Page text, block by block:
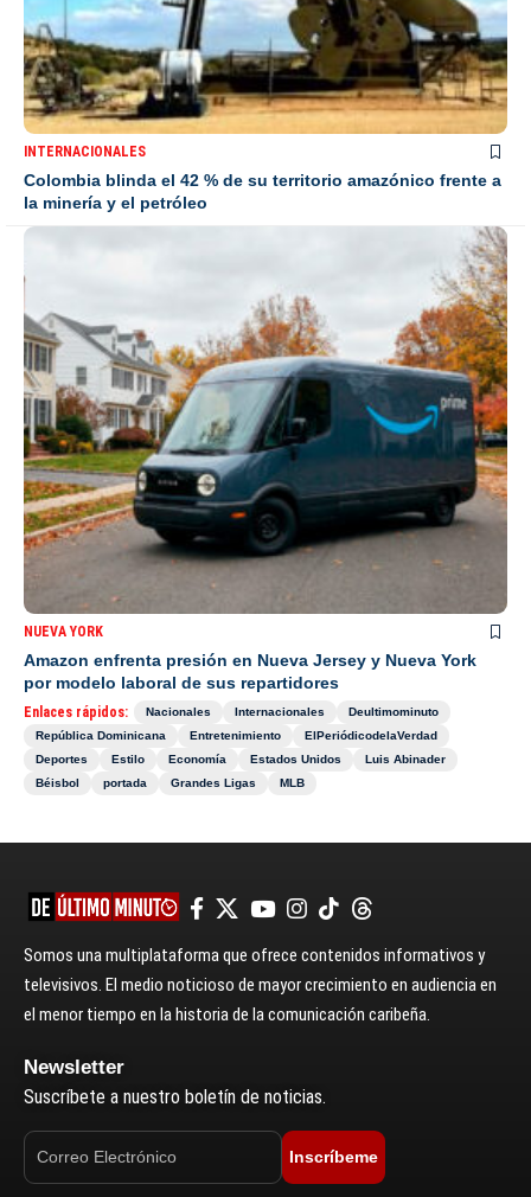
INTERNACIONALES
Colombia blinda el 42 % de su territorio amazónico frente a
la minería y el petróleo
NUEVA YORK
Amazon enfrenta presión en Nueva Jersey y Nueva York
por modelo laboral de sus repartidores
Enlaces rápidos: Nacionales Internacionales
Deultimominuto
República Dominicana
Entretenimiento
ElPeriódicodelaVerdad
Deportes
Estilo Economía Estados Unidos
Luis Abinader
Béisbol
portada Grandes Ligas MLB
Somos una multiplataforma que ofrece contenidos informativos y
televisivos. El medio noticioso de mayor crecimiento en audiencia en
el menor tiempo en la historia de la comunicación caribeña.
Newsletter
Suscríbete a nuestro boletín de noticias.
Inscríbeme